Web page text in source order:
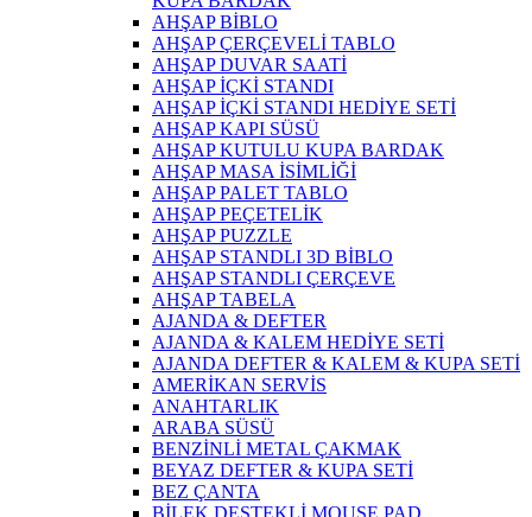
AHŞAP BİBLO
AHŞAP ÇERÇEVELİ TABLO
AHŞAP DUVAR SAATİ
AHŞAP İÇKİ STANDI
AHŞAP İÇKİ STANDI HEDİYE SETİ
AHŞAP KAPI SÜSÜ
AHŞAP KUTULU KUPA BARDAK
AHŞAP MASA İSİMLİĞİ
AHŞAP PALET TABLO
AHŞAP PEÇETELİK
AHŞAP PUZZLE
AHŞAP STANDLI 3D BİBLO
AHŞAP STANDLI ÇERÇEVE
AHŞAP TABELA
AJANDA & DEFTER
AJANDA & KALEM HEDİYE SETİ
AJANDA DEFTER & KALEM & KUPA SETİ
AMERİKAN SERVİS
ANAHTARLIK
ARABA SÜSÜ
BENZİNLİ METAL ÇAKMAK
BEYAZ DEFTER & KUPA SETİ
BEZ ÇANTA